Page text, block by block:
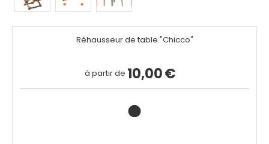
Réhausseur de table "Chicco"
à partir de 10,00€